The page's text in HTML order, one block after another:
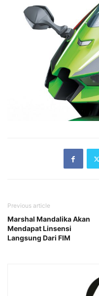
Previous article
Marshal Mandalika Akan
Mendapat Linsensi
Langsung Dari FIM